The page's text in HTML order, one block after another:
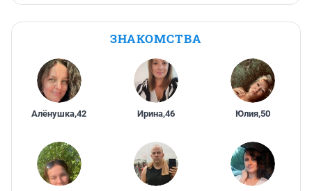
ЗНАКОМСТВА
Алёнушка,42 Ирина,46 Юлия,50